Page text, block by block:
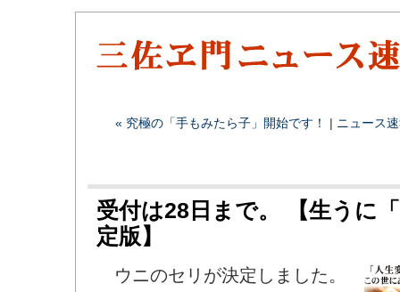
« 究極の「手もみたら子」開始です！ | ニュース
受付は28日まで。 【生うに
定版】
ウニのセリが決定しました。